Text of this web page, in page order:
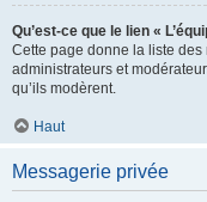
Qu’est-ce que le lien «
Cette page donne la liste des
administrateurs et
qu’ils modèrent.
Haut
Messagerie privée